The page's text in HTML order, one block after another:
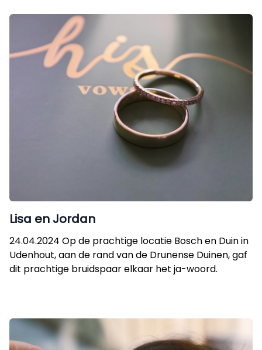
Lisa en Jordan
24.04.2024 Op de prachtige locatie Bosch en Duin in
Udenhout, aan de rand van de Drunense Duinen, gaf
dit prachtige bruidspaar elkaar het ja-woord.